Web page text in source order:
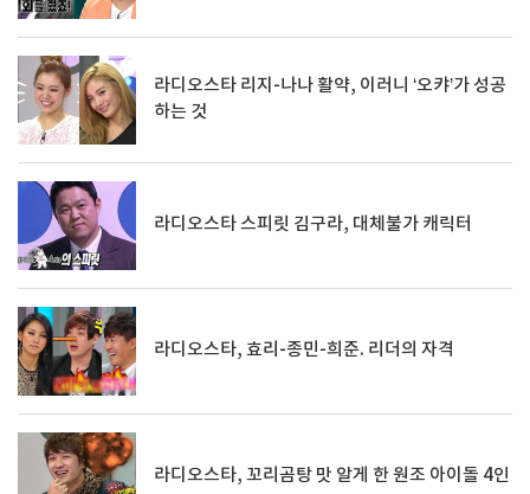
라디오스타 리지-나나 활약, 이러니 ‘오캬’가 성공
하는 것
라디오스타 스피릿 김구라, 대체불가 캐릭터
라디오스타, 효리-종민-희준. 리더의 자격
라디오스타, 꼬리곰탕 맛 알게 한 원조 아이돌 4인